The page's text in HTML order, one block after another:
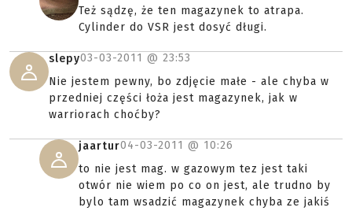
Też sądzę, że ten magazynek to atrapa.
Cylinder do VSR jest dosyć długi.
slepy03-03-2011 @ 23:53
Nie jestem pewny, bo zdjęcie małe - ale chyba w
przedniej części łoża jest magazynek, jak w
warriorach choćby?
jaartur04-03-2011 @ 10:26
to nie jest mag. w gazowym tez jest taki
otwór nie wiem po co on jest, ale trudno by
bylo tam wsadzić magazynek chyba ze jakiś